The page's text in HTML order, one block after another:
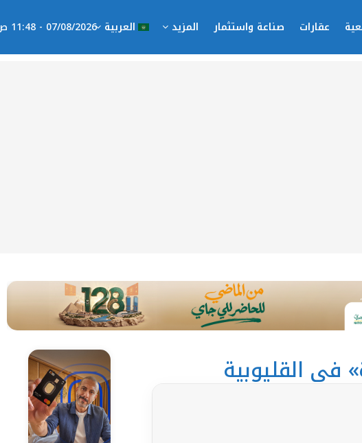
عقارات صناعة واستثمار المزيد العربية 07/08/2026 - 11:48 ص
في القليوبية